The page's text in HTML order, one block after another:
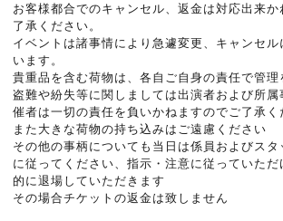
お客様都合でのキャンセル、返金は対応出来
了承ください。
イベントは諸事情により急遽変更、キャンセ
います。
貴重品を含む荷物は、各自ご自身の責任で管理
盗難や紛失等に関しましては出演者および所属
催者は一切の責任を負いかねますのでご了承く
また大きな荷物の持ち込みはご遠慮ください
その他の事柄についても当日は係員およびス
に従ってください、指示・注意に従っていただ
的に退場していただきます
その場合チケットの返金は致しません